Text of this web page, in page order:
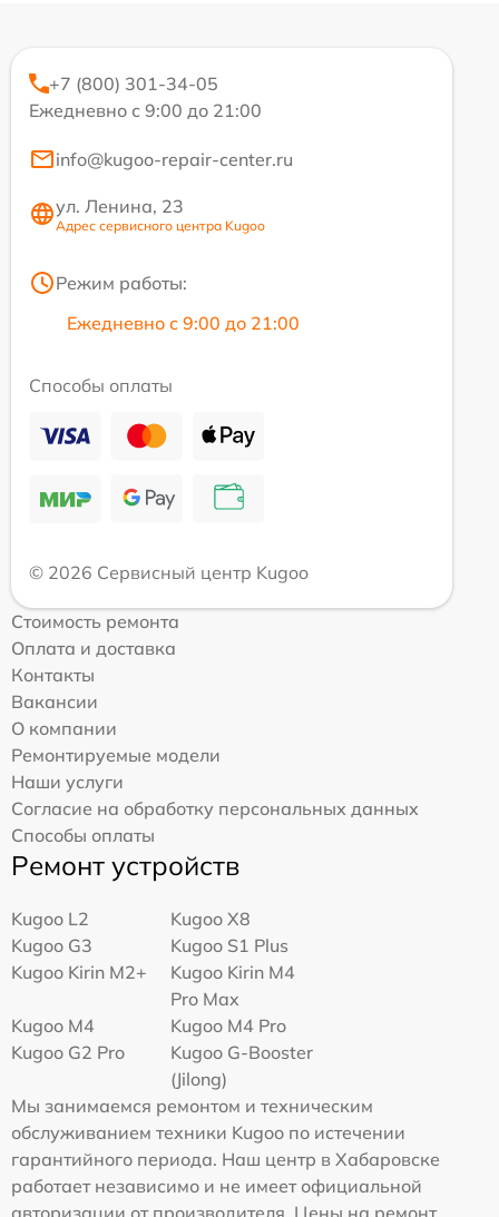
+7 (800) 301-34-05
Ежедневно с 9:00 до 21:00
info@kugoo-repair-center.ru
ул. Ленина, 23
Адрес сервисного центра Kugoo
Режим работы:
Ежедневно с 9:00 до 21:00
Способы оплаты
© 2026 Сервисный центр Kugoo
Стоимость ремонта
Оплата и доставка
Контакты
Вакансии
О компании
Ремонтируемые модели
Наши услуги
Согласие на обработку персональных данных
Способы оплаты
Ремонт устройств
Kugoo L2
Kugoo X8
Kugoo G3
Kugoo S1 Plus
Kugoo Kirin M2+
Kugoo Kirin M4
Pro Max
Kugoo M4
Kugoo M4 Pro
Kugoo G2 Pro
Kugoo G-Booster
(Jilong)
Мы занимаемся ремонтом и техническим
обслуживанием техники Kugoo по истечении
гарантийного периода. Наш центр в Хабаровске
работает независимо и не имеет официальной
авторизации от производителя. Цены на ремонт,